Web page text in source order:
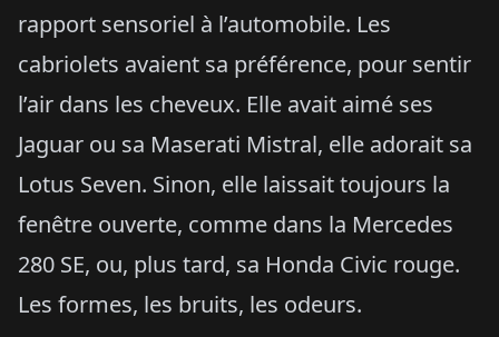
rapport sensoriel à l’automobile. Les
cabriolets avaient sa préférence, pour sentir
l’air dans les cheveux. Elle avait aimé ses
Jaguar ou sa Maserati Mistral, elle adorait sa
Lotus Seven. Sinon, elle laissait toujours la
fenêtre ouverte, comme dans la Mercedes
280 SE, ou, plus tard, sa Honda Civic rouge.
Les formes, les bruits, les odeurs.